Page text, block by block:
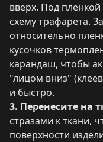
вверх. Под
схему трафарета.
относительно
кусочков
карандаш, чтобы
"лицом вниз"
и быстро.
3. Перенесите на
стразами к ткани,
поверхности